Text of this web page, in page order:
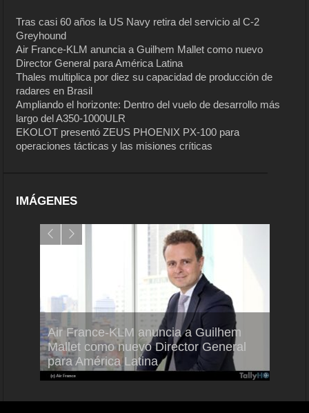
Tras casi 60 años la US Navy retira del servicio al C-2
Greyhound
Air France-KLM anuncia a Guilhem Mallet como nuevo
Director General para América Latina
Thales multiplica por diez su capacidad de producción de
radares en Brasil
Ampliando el horizonte: Dentro del vuelo de desarrollo más
largo del A350-1000ULR
EKOLOT presentó ZEUS PHOENIX PX-100 para
operaciones tácticas y las misiones críticas
IMÁGENES
Air France-KLM anuncia a Guilhem
Mallet como nuevo Director General
para América Latina